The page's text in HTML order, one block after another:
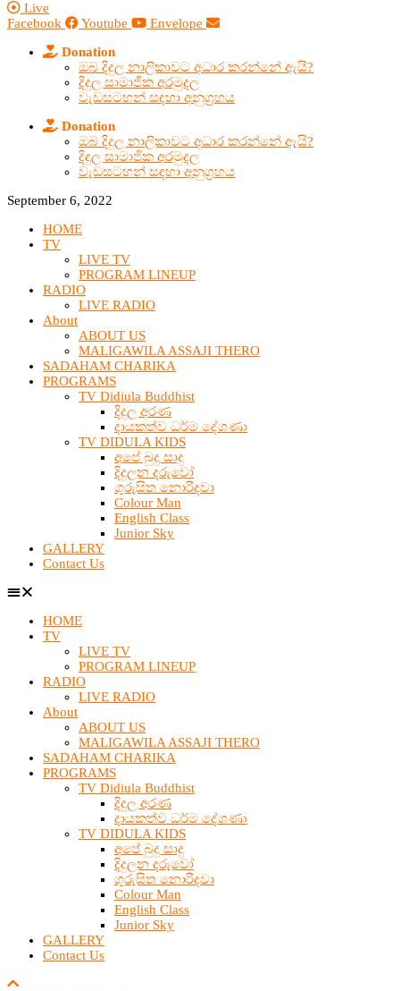
Live
Facebook
Youtube Envelope
Donation
ඔබ දිදුල නාලිකාවට අධාර කරන්නේ ඇයි?
දිදුල සාමාජික අරමුදල
වැඩසටහන් සඳහා අනුග්‍රහය
Donation
ඔබ දිදුල නාලිකාවට අධාර කරන්නේ ඇයි?
දිදුල සාමාජික අරමුදල
වැඩසටහන් සඳහා අනුග්‍රහය
September 6, 2022
HOME
TV
LIVE TV
PROGRAM LINEUP
RADIO
LIVE RADIO
About
ABOUT US
MALIGAWILA ASSAJI THERO
SADAHAM CHARIKA
PROGRAMS
TV Didiula Buddhist
දිදුල අරණ
දායකත්ව ධර්ම දේශණා
TV DIDULA KIDS
අපේ බුදු සාදු
දිදුලන දරුවෝ
ගුරුසිත නොරිදවා
Colour Man
English Class
Junior Sky
GALLERY
Contact Us
HOME
TV
LIVE TV
PROGRAM LINEUP
RADIO
LIVE RADIO
About
ABOUT US
MALIGAWILA ASSAJI THERO
SADAHAM CHARIKA
PROGRAMS
TV Didiula Buddhist
දිදුල අරණ
දායකත්ව ධර්ම දේශණා
TV DIDULA KIDS
අපේ බුදු සාදු
දිදුලන දරුවෝ
ගුරුසිත නොරිදවා
Colour Man
English Class
Junior Sky
GALLERY
Contact Us